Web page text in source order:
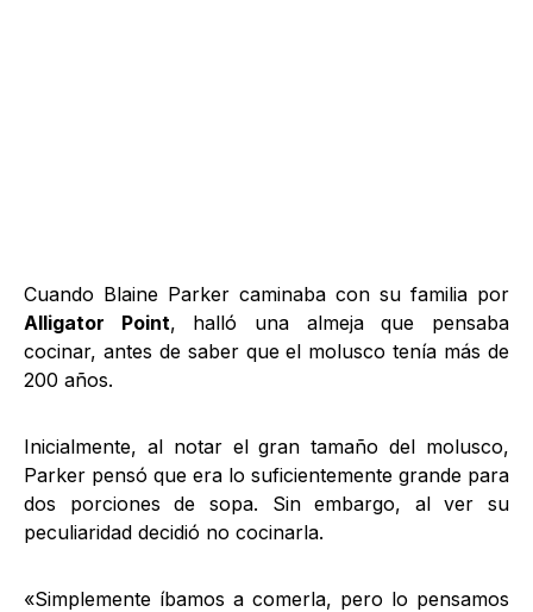
Cuando Blaine Parker caminaba con su familia por
Alligator Point, halló una almeja que pensaba
cocinar, antes de saber que el molusco tenía más de
200 años.
Inicialmente, al notar el gran tamaño del molusco,
Parker pensó que era lo suficientemente grande para
dos porciones de sopa. Sin embargo, al ver su
peculiaridad decidió no cocinarla.
«Simplemente íbamos a comerla, pero lo pensamos